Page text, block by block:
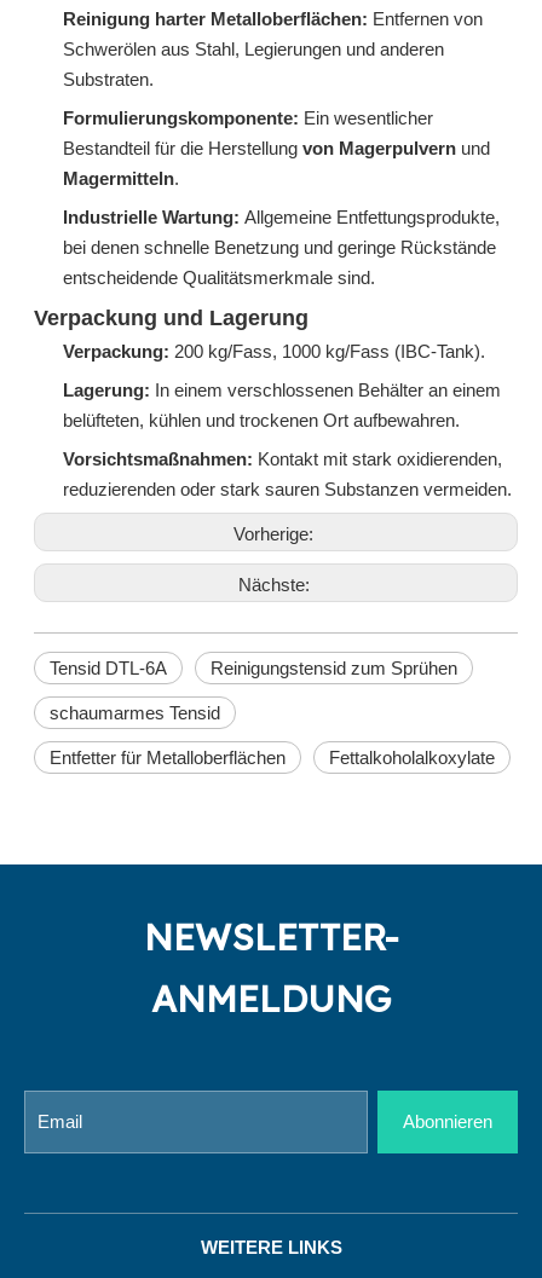
Reinigung harter Metalloberflächen: Entfernen von
Schwerölen aus Stahl, Legierungen und anderen
Substraten.
Formulierungskomponente: Ein wesentlicher
Bestandteil für die Herstellung von Magerpulvern und
Magermitteln.
Industrielle Wartung: Allgemeine Entfettungsprodukte,
bei denen schnelle Benetzung und geringe Rückstände
entscheidende Qualitätsmerkmale sind.
Verpackung und Lagerung
Verpackung: 200 kg/Fass, 1000 kg/Fass (IBC-Tank).
Lagerung: In einem verschlossenen Behälter an einem
belüfteten, kühlen und trockenen Ort aufbewahren.
Vorsichtsmaßnahmen: Kontakt mit stark oxidierenden,
reduzierenden oder stark sauren Substanzen vermeiden.
Vorherige:
Nächste:
Tensid DTL-6A Reinigungstensid zum Sprühen
schaumarmes Tensid
Entfetter für Metalloberflächen Fettalkoholalkoxylate
NEWSLETTER-
ANMELDUNG
Abonnieren
WEITERE LINKS